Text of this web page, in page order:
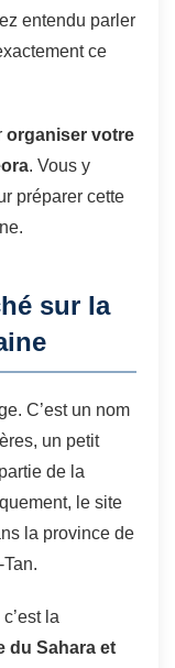
entendu parler
ce
organiser votre
. Vous y
préparer cette
sur la
C’est un nom
un petit
de la
le site
la province de
la
du Sahara et